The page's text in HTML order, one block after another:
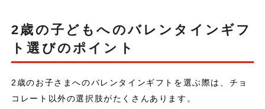
2歳の子どもへのバレンタインギフ
ト選びのポイント
2歳のお子さまへのバレンタインギフトを選ぶ際は、チョ
コレート以外の選択肢がたくさんあります。